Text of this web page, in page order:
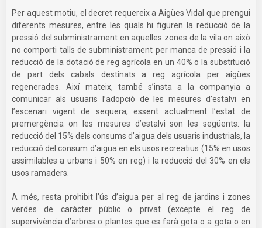
Per aquest motiu, el decret requereix a Aigües Vidal que prengui
diferents mesures, entre les quals hi figuren la reducció de la
pressió del subministrament en aquelles zones de la vila on això
no comporti talls de subministrament per manca de pressió i la
reducció de la dotació de reg agrícola en un 40% o la substitució
de part dels cabals destinats a reg agrícola per aigües
regenerades. Així mateix, també s’insta a la companyia a
comunicar als usuaris l’adopció de les mesures d’estalvi en
l’escenari vigent de sequera, essent actualment l’estat de
premergència on les mesures d’estalvi son les següents: la
reducció del 15% dels consums d’aigua dels usuaris industrials, la
reducció del consum d’aigua en els usos recreatius (15% en usos
assimilables a urbans i 50% en reg) i la reducció del 30% en els
usos ramaders.
A més, resta prohibit l’ús d’aigua per al reg de jardins i zones
verdes de caràcter públic o privat (excepte el reg de
supervivència d’arbres o plantes que es farà gota o a gota o en